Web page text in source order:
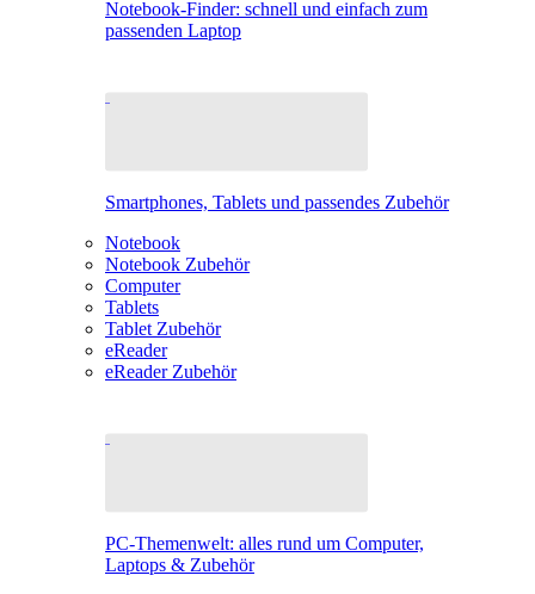
Notebook-Finder: schnell und einfach zum
passenden Laptop
Smartphones, Tablets und passendes Zubehör
Notebook
Notebook Zubehör
Computer
Tablets
Tablet Zubehör
eReader
eReader Zubehör
PC-Themenwelt: alles rund um Computer,
Laptops & Zubehör